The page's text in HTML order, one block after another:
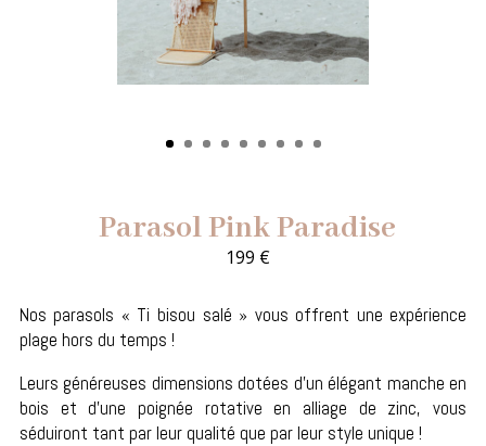
Parasol Pink Paradise
199 €
Nos parasols « Ti bisou salé » vous offrent une expérience
plage hors du temps !
Leurs généreuses dimensions dotées d’un élégant manche en
bois et d’une poignée rotative en alliage de zinc, vous
séduiront tant par leur qualité que par leur style unique !